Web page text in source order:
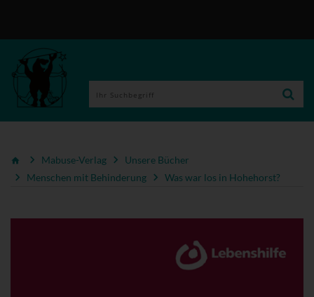
Mabuse-Verlag
Unsere Bücher
Menschen mit Behinderung
Was war los in Hohehorst?